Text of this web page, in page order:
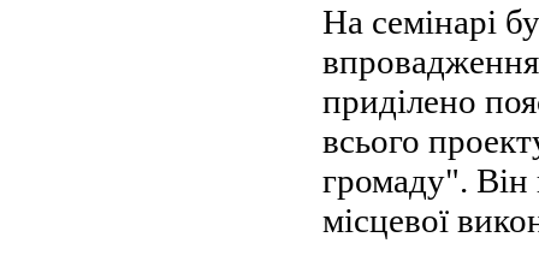
На семінарі
приділено
всього
громаду". Він
місцевої